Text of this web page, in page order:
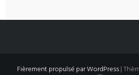
Fièrement propulsé par WordPress|